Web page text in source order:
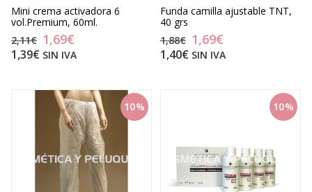
Mini crema activadora 6
vol.Premium, 60ml.
2,11€ 1,69€
1,39€ SIN IVA
Funda camilla ajustable TNT,
40 grs
1,88€ 1,69€
1,40€ SIN IVA
10% 10%